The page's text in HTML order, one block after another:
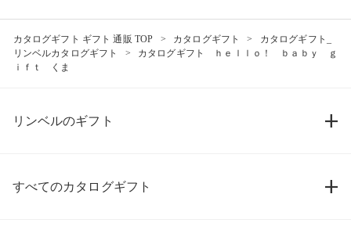
カタログギフト ギフト 通販 TOP カタログギフト
カタログギフト_
リンベルカタログギフト
カタログギフト ｈｅｌｌｏ！ ｂａｂｙ ｇ
ｉｆｔ くま
リンベルのギフト
すべてのカタログギフト